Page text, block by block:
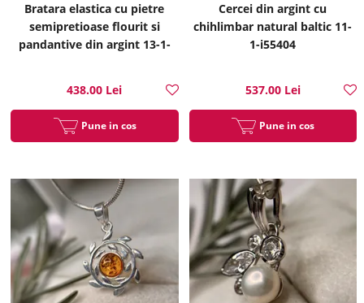
Bratara elastica cu pietre
semipretioase flourit si
pandantive din argint 13-1-
438.00 Lei
Pune in cos
Cercei din argint cu
chihlimbar natural baltic 11-
1-i55404
537.00 Lei
Pune in cos